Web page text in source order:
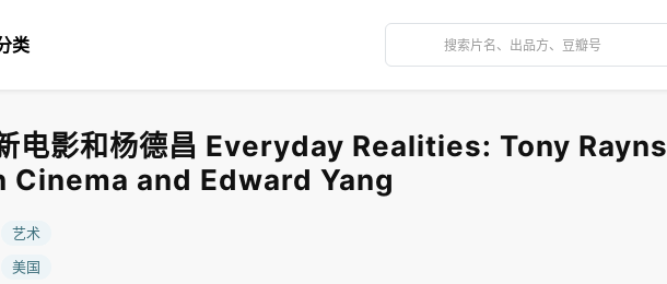
类
电影和杨德昌 Everyday Realities: Tony Rayns
Cinema and Edward Yang
艺术
美国